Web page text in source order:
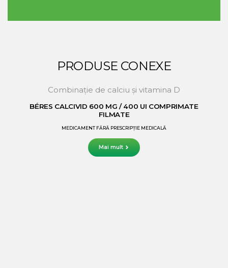
PRODUSE CONEXE
Combinație de calciu și vitamina D
BÉRES CALCIVID 600 MG / 400 UI COMPRIMATE
FILMATE
MEDICAMENT FĂRĂ PRESCRIPȚIE MEDICALĂ
Mai mult